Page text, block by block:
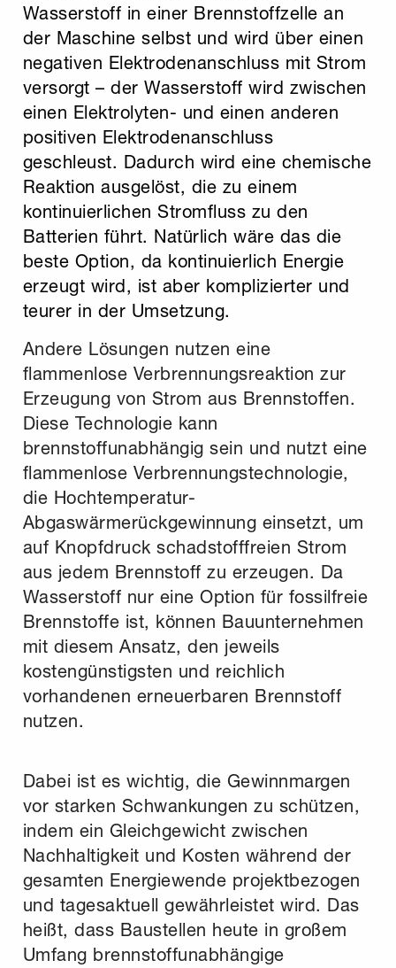
Wasserstoff in einer Brennstoffzelle an
der Maschine selbst und wird über einen
negativen Elektrodenanschluss mit Strom
versorgt – der Wasserstoff wird zwischen
einen Elektrolyten- und einen anderen
positiven Elektrodenanschluss
geschleust. Dadurch wird eine chemische
Reaktion ausgelöst, die zu einem
kontinuierlichen Stromfluss zu den
Batterien führt. Natürlich wäre das die
beste Option, da kontinuierlich Energie
erzeugt wird, ist aber komplizierter und
teurer in der Umsetzung.
Andere Lösungen nutzen eine
flammenlose Verbrennungsreaktion zur
Erzeugung von Strom aus Brennstoffen.
Diese Technologie kann
brennstoffunabhängig sein und nutzt eine
flammenlose Verbrennungstechnologie,
die Hochtemperatur-
Abgaswärmerückgewinnung einsetzt, um
auf Knopfdruck schadstofffreien Strom
aus jedem Brennstoff zu erzeugen. Da
Wasserstoff nur eine Option für fossilfreie
Brennstoffe ist, können Bauunternehmen
mit diesem Ansatz, den jeweils
kostengünstigsten und reichlich
vorhandenen erneuerbaren Brennstoff
nutzen.
Dabei ist es wichtig, die Gewinnmargen
vor starken Schwankungen zu schützen,
indem ein Gleichgewicht zwischen
Nachhaltigkeit und Kosten während der
gesamten Energiewende projektbezogen
und tagesaktuell gewährleistet wird. Das
heißt, dass Baustellen heute in großem
Umfang brennstoffunabhängige